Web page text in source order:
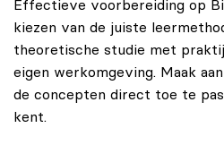
Effectieve voorbereiding op
kiezen van de juiste
theoretische studie met
eigen werkomgeving. Maak
de concepten direct toe te
kent.